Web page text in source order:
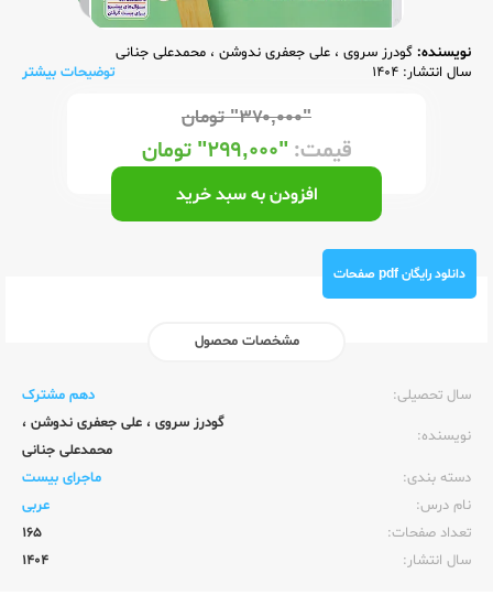
نویسنده: گودرز سروی ، علی جعفری ندوشن ، محمدعلی جنانی
سال انتشار: 1404
توضیحات بیشتر
"۳۷۰,۰۰۰" تومان
قیمت:"۲۹۹,۰۰۰" تومان
افزودن به سبد خرید
دانلود رایگان pdf صفحات
مشخصات محصول
سال تحصیلی:‌
دهم مشترک
نویسنده:‌
گودرز سروی ، علی جعفری ندوشن ،
محمدعلی جنانی
دسته بندی:
ماجرای بیست
نام درس:
عربی
تعداد صفحات:‌
165
سال انتشار:‌
1404